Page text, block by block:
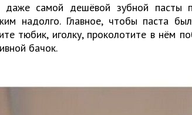
самой дешёвой зубной пасты
надолго. Главное, чтобы паста
тюбик, иголку, проколотите в нём
бачок.